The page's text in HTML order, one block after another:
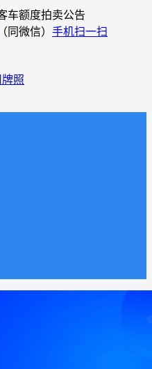
车额度拍卖公告
（同微信） 手机扫一扫
照